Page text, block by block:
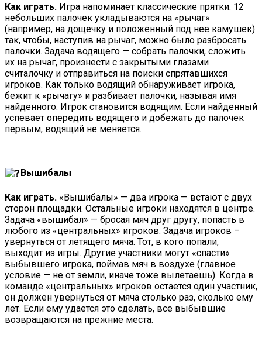
Как играть. Игра напоминает классические прятки. 12
небольших палочек укладываются на «рычаг»
(например, на дощечку и положенный под нее камушек)
так, чтобы, наступив на рычаг, можно было разбросать
палочки. Задача водящего — собрать палочки, сложить
их на рычаг, произнести с закрытыми глазами
считалочку и отправиться на поиски спрятавшихся
игроков. Как только водящий обнаруживает игрока,
бежит к «рычагу» и разбивает палочки, называя имя
найденного. Игрок становится водящим. Если найденный
успевает опередить водящего и добежать до палочек
первым, водящий не меняется.
Вышибалы
Как играть. «Вышибалы» — два игрока — встают с двух
сторон площадки. Остальные игроки находятся в центре.
Задача «вышибал» — бросая мяч друг другу, попасть в
любого из «центральных» игроков. Задача игроков –
увернуться от летящего мяча. Тот, в кого попали,
выходит из игры. Другие участники могут «спасти»
выбывшего игрока, поймав мяч в воздухе (главное
условие — не от земли, иначе тоже вылетаешь). Когда в
команде «центральных» игроков остается один участник,
он должен увернуться от мяча столько раз, сколько ему
лет. Если ему удается это сделать, все выбывшие
возвращаются на прежние места.